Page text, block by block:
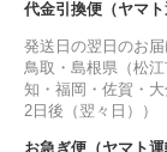
代金引換便（ヤマト
発送日の翌日のお
鳥取・島根県（松
知・福岡・佐賀・
2日後（翌々日））
お急ぎ便（ヤマト運